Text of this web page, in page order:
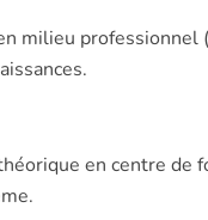
milieu
en centre de